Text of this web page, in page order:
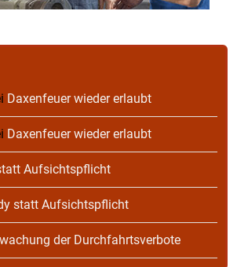
Daxenfeuer wieder erlaubt
Daxenfeuer wieder erlaubt
Aufsichtspflicht
statt Aufsichtspflicht
der Durchfahrtsverbote